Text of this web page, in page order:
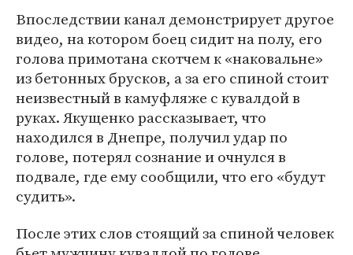
Впоследствии канал демонстрирует другое
видео, на котором боец сидит на полу, его
голова примотана скотчем к «наковальне»
из бетонных брусков, а за его спиной стоит
неизвестный в камуфляже с кувалдой в
руках. Якущенко рассказывает, что
находился в Днепре, получил удар по
голове, потерял сознание и очнулся в
подвале, где ему сообщили, что его «будут
судить».
После этих слов стоящий за спиной человек